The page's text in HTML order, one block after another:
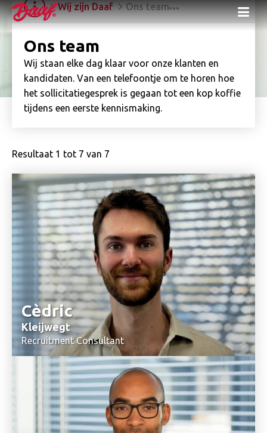
Wij zijn Daaf Ons team
Ons team
Wij staan elke dag klaar voor onze klanten en
kandidaten. Van een telefoontje om te horen hoe
het sollicitatiegesprek is gegaan tot een kop koffie
tijdens een eerste kennismaking.
Resultaat 1 tot 7 van 7
Cèdric
Kleijwegt
Recruitment Consultant
06-12358101
Stuur mij een email